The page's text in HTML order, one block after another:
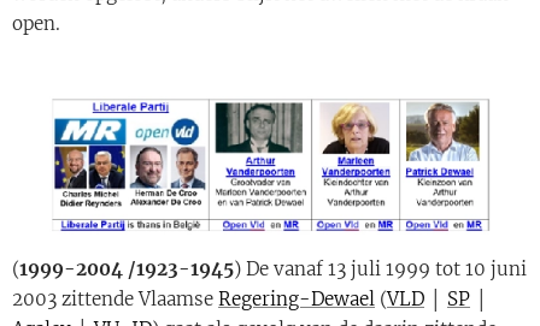
open.
(1999-2004 /1923-1945) De vanaf 13 juli 1999 tot 10 juni
2003 zittende Vlaamse Regering-Dewael (VLD SP